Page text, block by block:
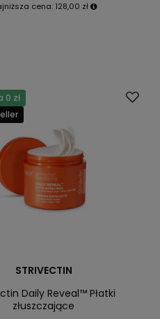
cena: 128,00 zł
0 zł
STRIVECTIN
Daily Reveal™ Płatki
złuszczające